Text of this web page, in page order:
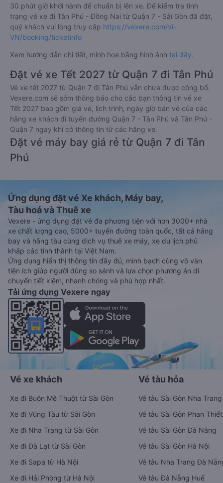
30 phút giờ khởi hành để chuẩn bị lên xe. Để kiểm tra tình
trạng vé xe đi Tân Phú - Đồng Nai từ Quận 7 - Sài Gòn đã đặt,
quý khách vui lòng truy cập https://vexere.com/vi-
VN/booking/ticketinfo
Xem hướng dẫn chi tiết, minh họa bằng hình ảnh tại đây.
Đặt vé xe Tết 2027 từ Quận 7 đi Tân Phú
Vé xe tết 2027 từ Quận 7 đi Tân Phú vẫn chưa được công bố.
Vexere.com sẽ sớm thông báo cho các bạn thông tin vé xe
Tết 2027 bao gồm giá vé, lịch trình, ngày giờ bán vé của các
hãng xe khách đi tuyến đường Quận 7 - Tân Phú và Tân Phú -
Quận 7 ngay khi có thông tin từ các hãng xe.
Đặt vé máy bay giá rẻ từ Quận 7 đi Tân
Phú
Ứng dụng đặt vé Xe khách, Máy bay,
Tàu hoả và Thuê xe
Vexere - ứng dụng đặt vé đa phương tiện với hơn 3000+ nhà
xe chất lượng cao, 5000+ tuyến đường toàn quốc, tất cả hãng
bay và hãng tàu cùng dịch vụ thuê xe máy, xe du lịch phủ
khắp các tỉnh thành tại Việt Nam.
Ứng dụng hiển thị thông tin đầy đủ, minh bạch cùng vô vàn
tiện ích giúp người dùng so sánh và lựa chọn phương án di
chuyển tiết kiệm, nhanh chóng và phù hợp nhất.
Tải ứng dụng Vexere ngay
Vé xe khách
Xe đi Buôn Mê Thuột từ Sài Gòn
Xe đi Vũng Tàu từ Sài Gòn
Xe đi Nha Trang từ Sài Gòn
Xe đi Đà Lạt từ Sài Gòn
Xe đi Sapa từ Hà Nội
Xe đi Hải Phòng từ Hà Nội
Vé tàu hỏa
Vé tàu Sài Gòn Nha Trang
Vé tàu Sài Gòn Phan Thiết
Vé tàu Sài Gòn Đà Nẵng
Vé tàu Sài Gòn Hà Nội
Vé tàu Nha Trang Đà
Vé tàu Đà Nẵng Huế